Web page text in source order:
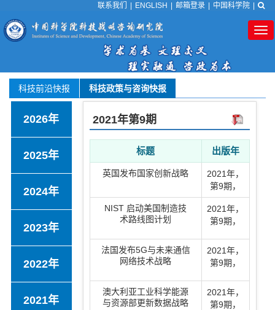
联系我们 ENGLISH 邮箱登录 中国科学院
科技前沿快报 科技政策与咨询快报
2026年
2025年
2024年
2023年
2022年
2021年
2021年第9期
标题 出版年
英国发布国家创新战略 2021年，
第9期 ，
NIST 启动美国制造技
术路线图计划
2021年，
第9期 ，
法国发布5G与未来通信
网络技术战略
2021年，
第9期 ，
澳大利亚工业科学能源
与资源部更新数据战略
2021年，
第9期 ，